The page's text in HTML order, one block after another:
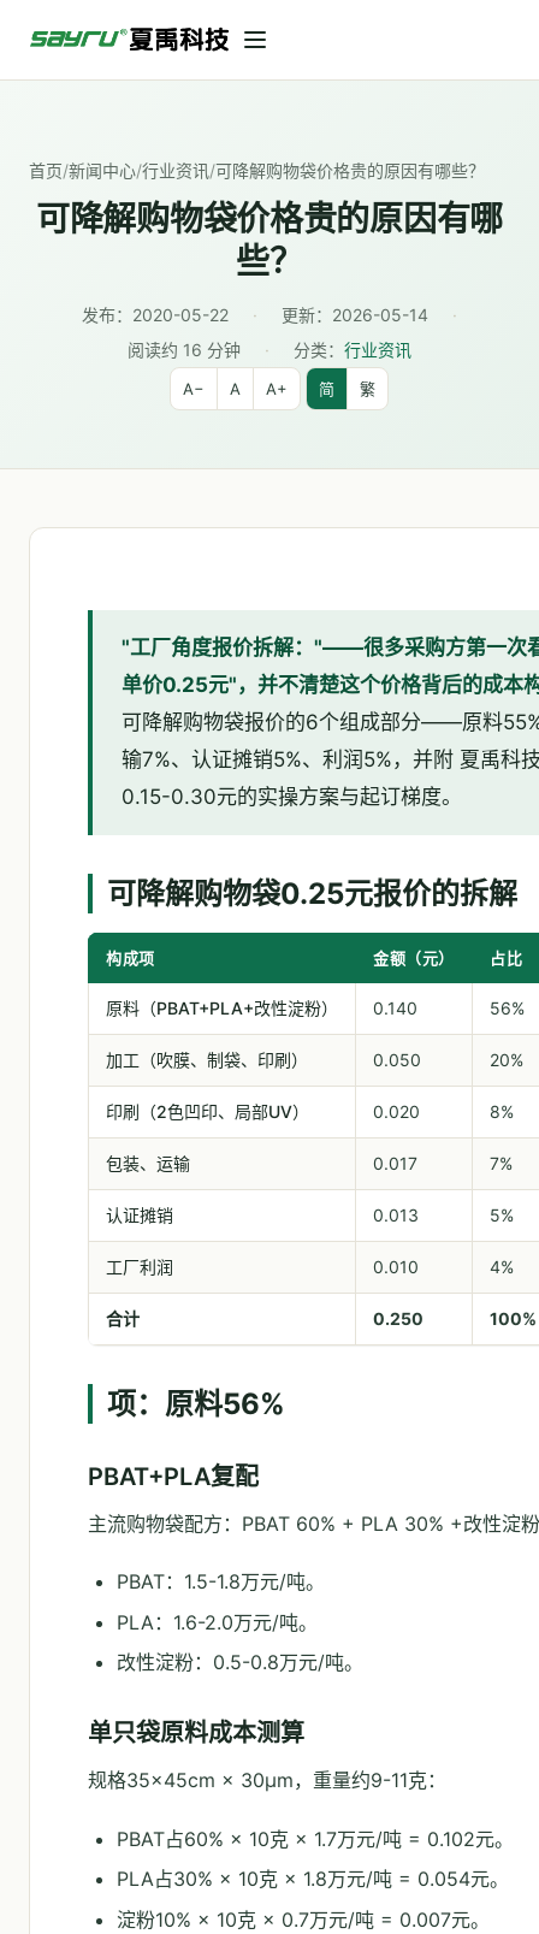
首页/新闻中心/行业资讯/可降解购物袋价格贵的原因有哪些？
可降解购物袋价格贵的原因有哪
些？
发布： 2020-05-22 · 更新： 2026-05-14
·
阅读约 16 分钟
· 分类： 行业资讯
A− A A+ 简 繁
"工厂角度报价拆解："——很多采购方第一次
单价0.25元"，并不清楚这个价格背后的成本
可降解购物袋报价的6个组成部分——原料
输7%、认证摊销5%、利润5%，并附 夏禹科
0.15-0.30元的实操方案与起订梯度。
可降解购物袋0.25元报价的拆解
构成项 金额（元） 占比
原料（PBAT+PLA+改性淀粉） 0.140 56%
加工（吹膜、制袋、印刷） 0.050 20%
印刷（2色凹印、局部UV） 0.020 8%
包装、运输 0.017 7%
认证摊销 0.013 5%
工厂利润 0.010 4%
合计 0.250 100%
项：原料56%
PBAT+PLA复配
主流购物袋配方：PBAT 60% + PLA 30% +改性淀
PBAT：1.5-1.8万元/吨。
PLA：1.6-2.0万元/吨。
改性淀粉：0.5-0.8万元/吨。
单只袋原料成本测算
规格35×45cm × 30μm，重量约9-11克：
PBAT占60% × 10克 × 1.7万元/吨 = 0.102元。
PLA占30% × 10克 × 1.8万元/吨 = 0.054元。
淀粉10% × 10克 × 0.7万元/吨 = 0.007元。